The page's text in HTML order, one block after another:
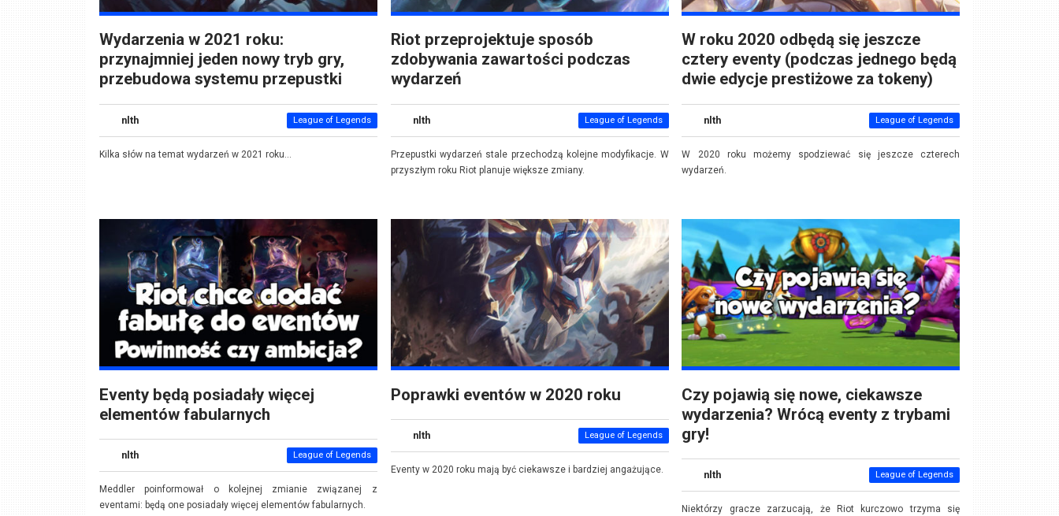
Wydarzenia w 2021 roku:
przynajmniej jeden nowy tryb gry,
przebudowa systemu przepustki
nlth League of Legends
Kilka słów na temat wydarzeń w 2021 roku...
Riot przeprojektuje sposób
zdobywania zawartości podczas
wydarzeń
nlth League of Legends
Przepustki wydarzeń stale przechodzą kolejne modyfikacje. W
przyszłym roku Riot planuje większe zmiany.
W roku 2020 odbędą się jeszcze
cztery eventy (podczas jednego będą
dwie edycje prestiżowe za tokeny)
nlth League of Legends
W 2020 roku możemy spodziewać się jeszcze czterech
wydarzeń.
Eventy będą posiadały więcej
elementów fabularnych
nlth League of Legends
Meddler poinformował o kolejnej zmianie związanej z
eventami: będą one posiadały więcej elementów fabularnych.
Poprawki eventów w 2020 roku
nlth League of Legends
Eventy w 2020 roku mają być ciekawsze i bardziej angażujące.
Czy pojawią się nowe, ciekawsze
wydarzenia? Wrócą eventy z trybami
gry!
nlth League of Legends
Niektórzy gracze zarzucają, że Riot kurczowo trzyma się